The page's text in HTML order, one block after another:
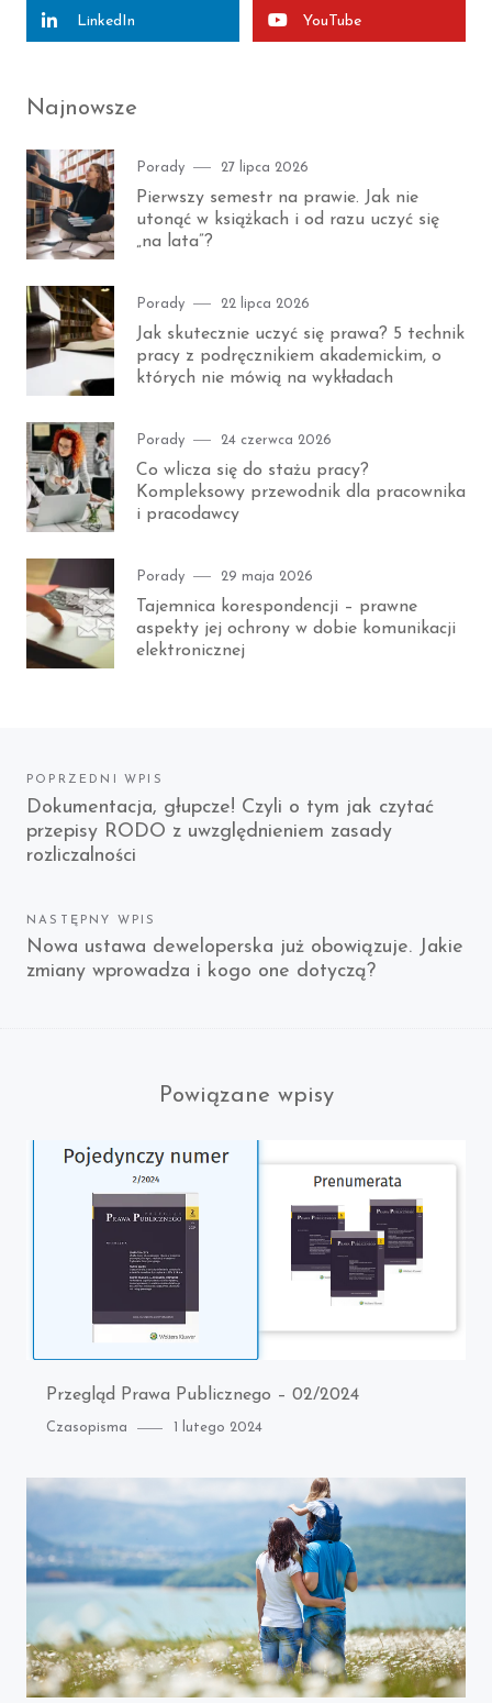
LinkedIn YouTube
Najnowsze
Category
Porady
Posted
27 lipca 2026
Pierwszy semestr na prawie. Jak nie
utonąć w książkach i od razu uczyć się
„na lata”?
Category
Porady
Posted
22 lipca 2026
Jak skutecznie uczyć się prawa? 5 technik
pracy z podręcznikiem akademickim, o
których nie mówią na wykładach
Category
Porady
Posted
24 czerwca 2026
Co wlicza się do stażu pracy?
Kompleksowy przewodnik dla pracownika
i pracodawcy
Category
Porady
Posted
on
29 maja 2026
Tajemnica korespondencji – prawne
aspekty jej ochrony w dobie komunikacji
elektronicznej
Nawigacja
wpisu
POPRZEDNI WPIS
Previous
post:
Dokumentacja, głupcze! Czyli o tym jak czytać
przepisy RODO z uwzględnieniem zasady
rozliczalności
NASTĘPNY WPIS
Next
post:
Nowa ustawa deweloperska już obowiązuje. Jakie
zmiany wprowadza i kogo one dotyczą?
Powiązane wpisy
Przegląd Prawa Publicznego – 02/2024
Category
Czasopisma
Posted
1 lutego 2024